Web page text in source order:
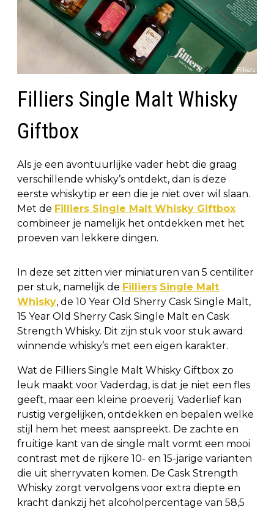
Filliers Single Malt Whisky
Giftbox
Als je een avontuurlijke vader hebt die graag
verschillende whisky’s ontdekt, dan is deze
eerste whiskytip er een die je niet over wil slaan.
Met de Filliers Single Malt Whisky Giftbox
combineer je namelijk het ontdekken met het
proeven van lekkere dingen.
In deze set zitten vier miniaturen van 5 centiliter
per stuk, namelijk de Filliers Single Malt
Whisky, de 10 Year Old Sherry Cask Single Malt,
15 Year Old Sherry Cask Single Malt en Cask
Strength Whisky. Dit zijn stuk voor stuk award
winnende whisky’s met een eigen karakter.
Wat de Filliers Single Malt Whisky Giftbox zo
leuk maakt voor Vaderdag, is dat je niet een fles
geeft, maar een kleine proeverij. Vaderlief kan
rustig vergelijken, ontdekken en bepalen welke
stijl hem het meest aanspreekt. De zachte en
fruitige kant van de single malt vormt een mooi
contrast met de rijkere 10- en 15-jarige varianten
die uit sherryvaten komen. De Cask Strength
Whisky zorgt vervolgens voor extra diepte en
kracht dankzij het alcoholpercentage van 58,5